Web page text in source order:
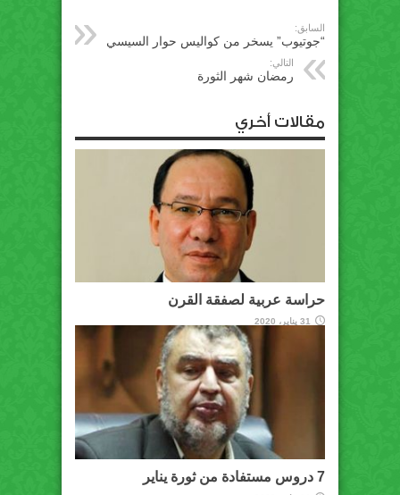
السابق:
“جوتيوب” يسخر من كواليس حوار السيسي
التالي:
رمضان شهر الثورة
مقالات أخري
حراسة عربية لصفقة القرن
31 يناير، 2020
7 دروس مستفادة من ثورة يناير